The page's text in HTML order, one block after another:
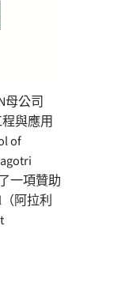
母公司
程與應用
of
一項贊助
（阿拉利